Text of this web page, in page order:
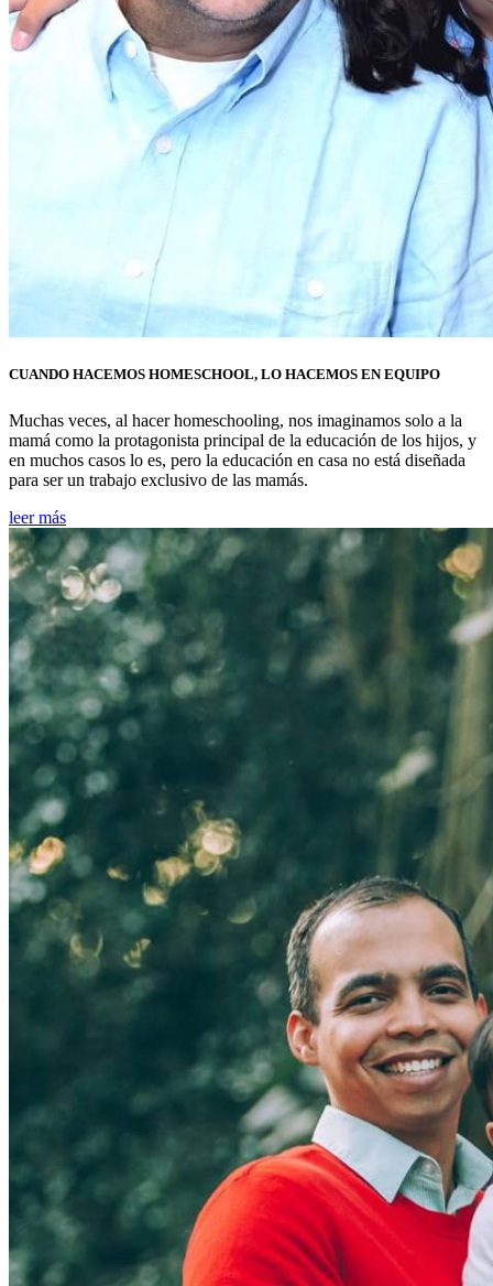
CUANDO HACEMOS HOMESCHOOL, LO HACEMOS EN EQUIPO
Muchas veces, al hacer homeschooling, nos imaginamos solo a la
mamá como la protagonista principal de la educación de los hijos, y
en muchos casos lo es, pero la educación en casa no está diseñada
para ser un trabajo exclusivo de las mamás.
leer más